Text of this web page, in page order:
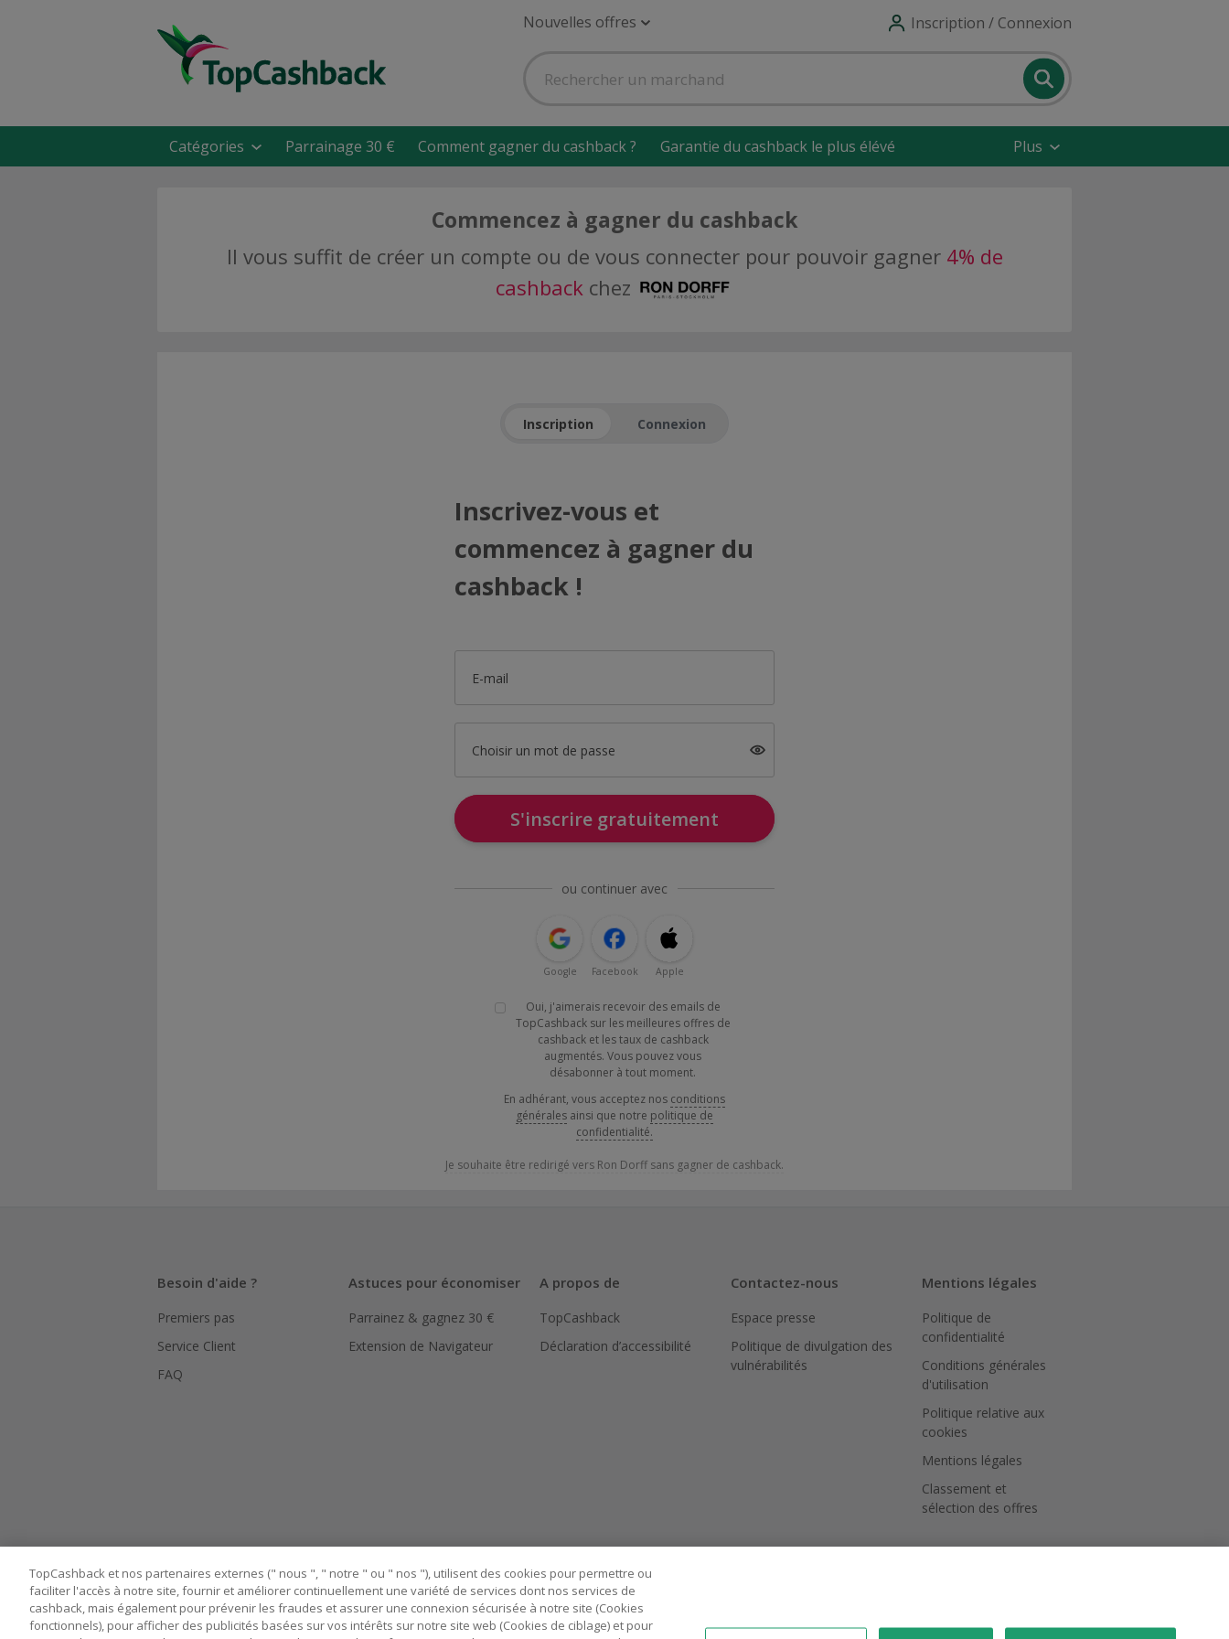
Nouvelles offres Inscription / Connexion
Catégories Parrainage 30 € Comment gagner du cashback ? Garantie du cashback le plus élévé Plus
Commencez à gagner du cashback
Il vous suffit de créer un compte ou de vous connecter pour pouvoir gagner 4% de
cashback chez
Inscription Connexion
Inscrivez-vous et
commencez à gagner du
cashback !
E-mail
Choisir un mot de passe
S'inscrire gratuitement
ou continuer avec
Google Facebook Apple
Oui, j'aimerais recevoir des emails de
TopCashback sur les meilleures offres de
cashback et les taux de cashback
augmentés. Vous pouvez vous
désabonner à tout moment.
En adhérant, vous acceptez nos conditions
générales ainsi que notre politique de
confidentialité.
Je souhaite être redirigé vers Ron Dorff sans gagner de cashback.
Besoin d'aide ?
Premiers pas
Service Client
FAQ
Astuces pour économiser
Parrainez & gagnez 30 €
Extension de Navigateur
A propos de
TopCashback
Déclaration d’accessibilité
Contactez-nous
Espace presse
Politique de divulgation des
vulnérabilités
Mentions légales
Politique de
confidentialité
Conditions générales
d'utilisation
Politique relative aux
cookies
Mentions légales
Classement et
sélection des offres
TopCashback et nos partenaires externes (" nous ", " notre " ou " nos "), utilisent des cookies pour permettre ou
faciliter l'accès à notre site, fournir et améliorer continuellement une variété de services dont nos services de
cashback, mais également pour prévenir les fraudes et assurer une connexion sécurisée à notre site (Cookies
fonctionnels), pour afficher des publicités basées sur vos intérêts sur notre site web (Cookies de ciblage) et pour